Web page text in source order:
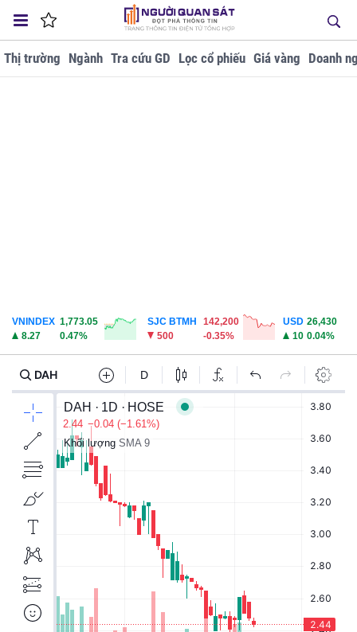
Thị trường Ngành Tra cứu GD Lọc cổ phiếu Giá vàng Doanh
VNINDEX 1,773.05
8.27
0.47%
SJC BTMH
142,200
500
-0.35%
USD 26,430
10 0.04%